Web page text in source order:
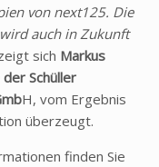
von next125. Die
auch in Zukunft
sich Markus
der Schüller
H, vom Ergebnis
überzeugt.
finden Sie